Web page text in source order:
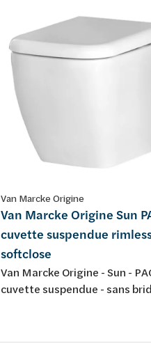
Van Marcke Origine
Van Marcke Origine Sun
cuvette suspendue
softclose
Van Marcke Origine - Sun -
cuvette suspendue - sans